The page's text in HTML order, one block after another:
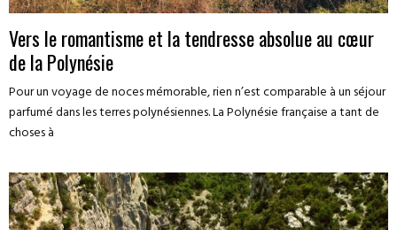
Vers le romantisme et la tendresse absolue au cœur
de la Polynésie
Pour un voyage de noces mémorable, rien n’est comparable à un séjour
parfumé dans les terres polynésiennes. La Polynésie française a tant de
choses à